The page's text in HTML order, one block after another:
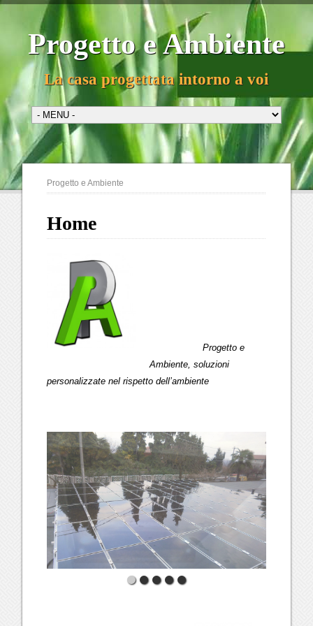
Progetto e Ambiente
La casa progettata intorno a voi
Progetto e Ambiente
Home
Progetto e
Ambiente, soluzioni
personalizzate nel rispetto dell’ambiente